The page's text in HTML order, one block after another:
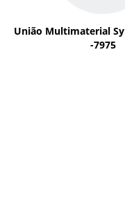
União Multimaterial
-7975